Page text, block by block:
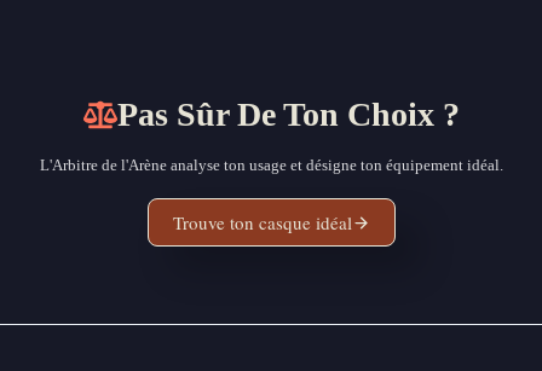
Pas Sûr De Ton Choix ?
L'Arbitre de l'Arène analyse ton usage et désigne ton équipement idéal.
Trouve ton casque idéal